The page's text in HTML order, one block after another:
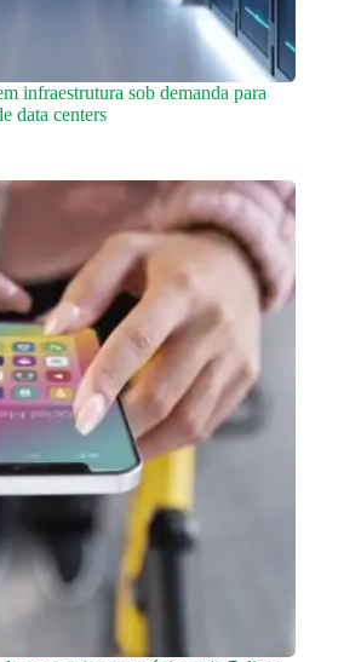
infraestrutura sob demanda para
data centers